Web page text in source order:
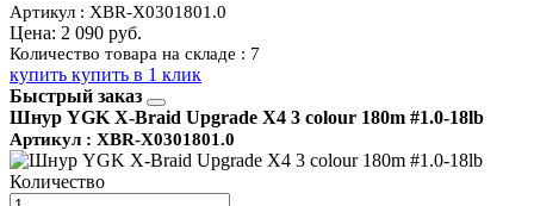
Артикул : XBR-X0301801.0
Цена: 2 090 руб.
Количество товара на складе : 7
купить купить в 1 клик
Быстрый заказ
Шнур YGK X-Braid Upgrade X4 3 colour 180m #1.0-18lb
Артикул : XBR-X0301801.0
Количество